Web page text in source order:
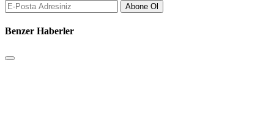
Abone Ol
Benzer Haberler